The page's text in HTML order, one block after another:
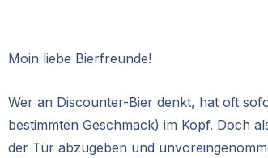
Moin liebe Bierfreunde!
Wer an Discounter-Bier denkt, hat oft
bestimmten Geschmack) im Kopf. Doch
der Tür abzugeben und